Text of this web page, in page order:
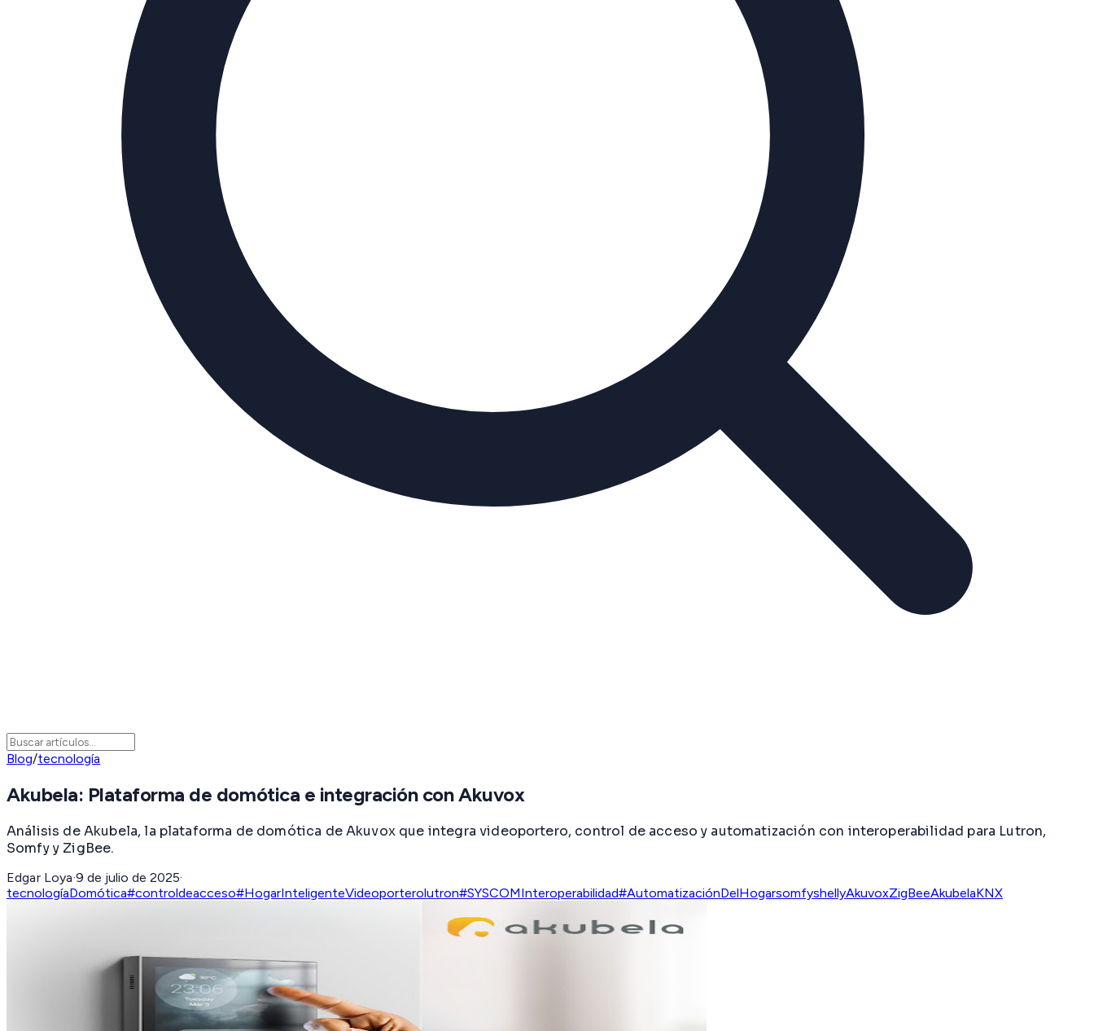
Blog/tecnología
Akubela: Plataforma de domótica e integración con Akuvox
Análisis de Akubela, la plataforma de domótica de Akuvox que integra videoportero, control de acceso y automatización con interoperabilidad para Lutron,
Somfy y ZigBee.
Edgar Loya·9 de julio de 2025·
tecnologíaDomótica#controldeacceso#HogarInteligenteVideoporterolutron#SYSCOMInteroperabilidad#AutomatizaciónDelHogarsomfyshellyAkuvoxZigBeeAkubelaKNX